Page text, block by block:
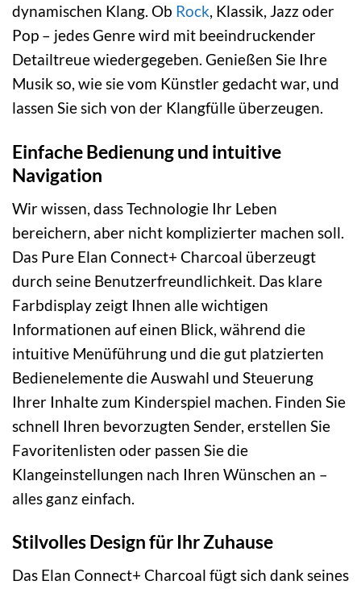
dynamischen Klang. Ob Rock, Klassik, Jazz oder
Pop – jedes Genre wird mit beeindruckender
Detailtreue wiedergegeben. Genießen Sie Ihre
Musik so, wie sie vom Künstler gedacht war, und
lassen Sie sich von der Klangfülle überzeugen.
Einfache Bedienung und intuitive
Navigation
Wir wissen, dass Technologie Ihr Leben
bereichern, aber nicht komplizierter machen soll.
Das Pure Elan Connect+ Charcoal überzeugt
durch seine Benutzerfreundlichkeit. Das klare
Farbdisplay zeigt Ihnen alle wichtigen
Informationen auf einen Blick, während die
intuitive Menüführung und die gut platzierten
Bedienelemente die Auswahl und Steuerung
Ihrer Inhalte zum Kinderspiel machen. Finden Sie
schnell Ihren bevorzugten Sender, erstellen Sie
Favoritenlisten oder passen Sie die
Klangeinstellungen nach Ihren Wünschen an –
alles ganz einfach.
Stilvolles Design für Ihr Zuhause
Das Elan Connect+ Charcoal fügt sich dank seines